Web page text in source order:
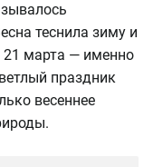
теснила зиму и
21 марта — именно
праздник
весеннее